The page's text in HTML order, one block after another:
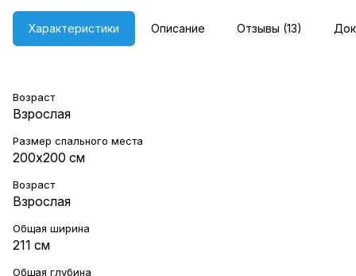
Характеристики Описание Отзывы (13)
Возраст
Взрослая
Размер спального места
200х200 см
Возраст
Взрослая
Общая ширина
211 см
Общая глубина